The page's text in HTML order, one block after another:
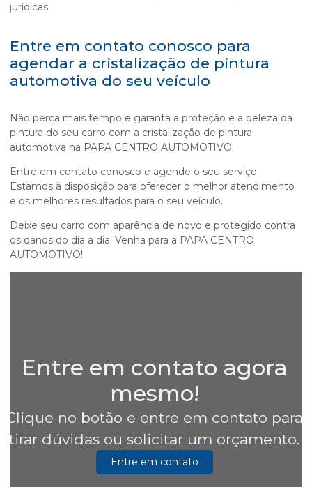
jurídicas.
Entre em contato conosco para
agendar a cristalização de pintura
automotiva do seu veículo
Não perca mais tempo e garanta a proteção e a beleza da
pintura do seu carro com a cristalização de pintura
automotiva na PAPA CENTRO AUTOMOTIVO.
Entre em contato conosco e agende o seu serviço.
Estamos à disposição para oferecer o melhor atendimento
e os melhores resultados para o seu veículo.
Deixe seu carro com aparência de novo e protegido contra
os danos do dia a dia. Venha para a PAPA CENTRO
AUTOMOTIVO!
Entre em contato agora
mesmo!
Clique no botão e entre em contato para
tirar dúvidas ou solicitar um orçamento.
Entre em contato